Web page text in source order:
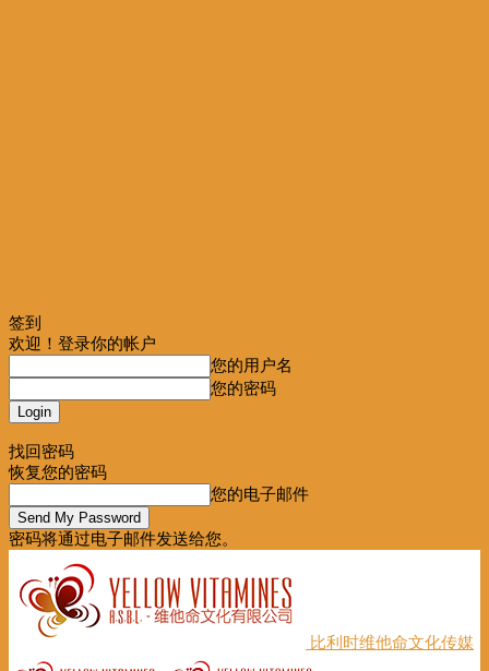
签到
欢迎！登录你的帐户
您的用户名
您的密码
找回密码
恢复您的密码
您的电子邮件
密码将通过电子邮件发送给您。
比利时维他命文化传媒